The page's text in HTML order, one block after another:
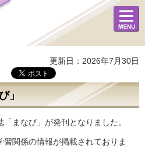
メニュ
ー
更新日：2026年7月30日
」
まなび」が発刊となりました。
関係の情報が掲載されておりま